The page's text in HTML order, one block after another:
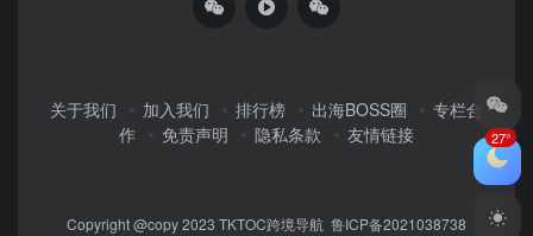
关于我们 加入我们 排行榜 出海BOSS圈
专栏合
作
免责声明 隐私条款 友情链接
Copyright @copy 2023 TKTOC跨境导航 鲁ICP备2021038738
27°